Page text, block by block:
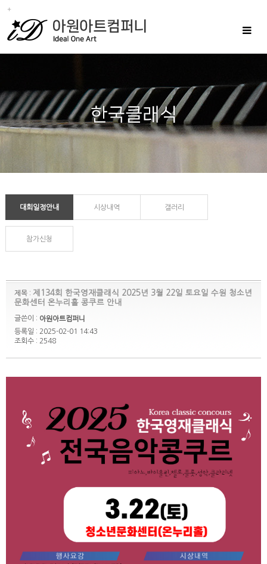
Toggle
대회일정안내 시상내역 갤러리
참가신청
제목 : 제134회 한국영재클래식 2025년 3월 22일 토요일 수원 청소년
문화센터 온누리홀 콩쿠르 안내
글쓴이 : 아원아트컴퍼니
등록일 : 2025-02-01 14:43
조회수 : 2548